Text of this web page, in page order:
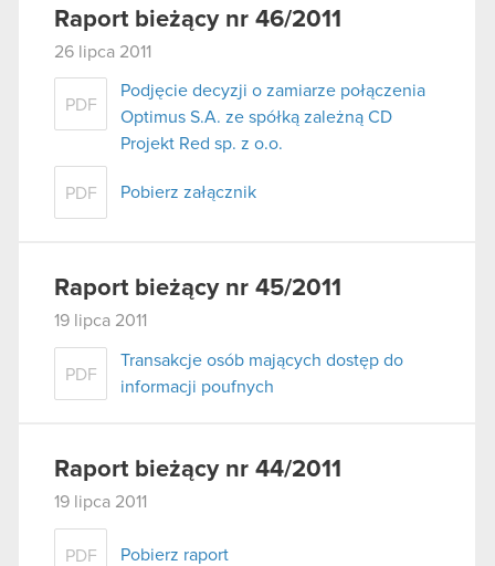
Raport bieżący nr 46/2011
26 lipca 2011
PDF
Podjęcie decyzji o zamiarze połączenia
Optimus S.A. ze spółką zależną CD
Projekt Red sp. z o.o.
PDF Pobierz załącznik
Raport bieżący nr 45/2011
19 lipca 2011
PDF
Transakcje osób mających dostęp do
informacji poufnych
Raport bieżący nr 44/2011
19 lipca 2011
PDF Pobierz raport